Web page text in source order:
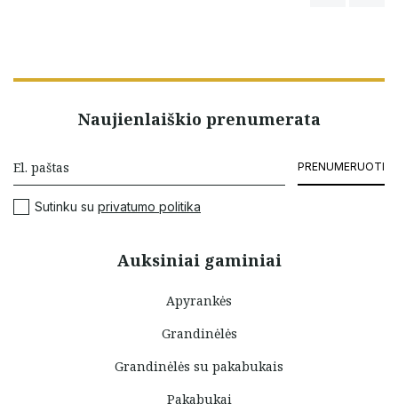
Auksiniai gaminiai
Apyrankės
Grandinėlės
Grandinėlės su pakabukais
Pakabukai
Naujienlaiškio prenumerata
PRENUMERUOTI
Sutinku su privatumo politika